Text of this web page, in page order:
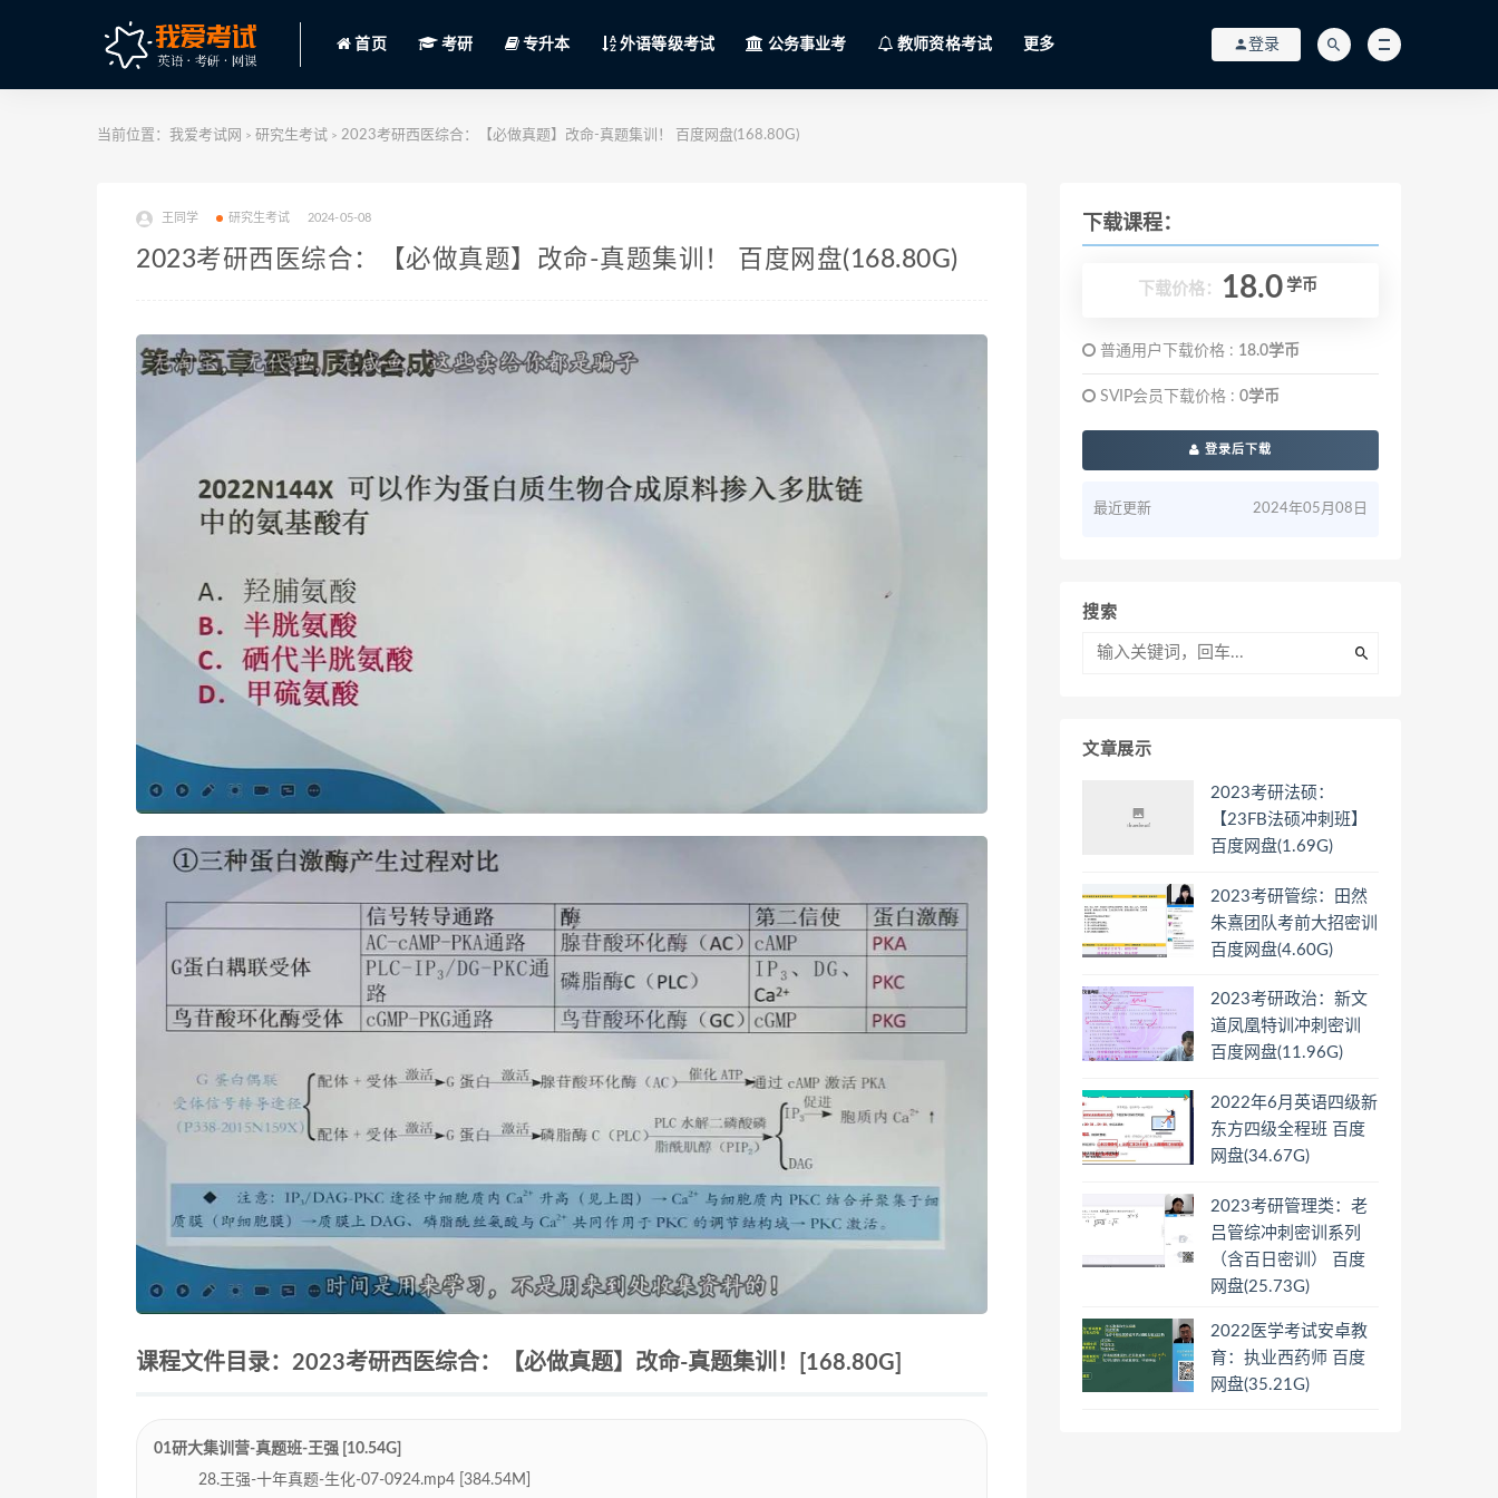
首页 考研 专升本 外语等级考试 公务事业考 教师资格考试 更多 登录
当前位置： 我爱考试网 > 研究生考试 > 2023考研西医综合：【必做真题】改命-真题集训！ 百度网盘(168.80G)
王同学 研究生考试 2024-05-08
2023考研西医综合：【必做真题】改命-真题集训！ 百度网盘(168.80G)
课程文件目录：2023考研西医综合：【必做真题】改命-真题集训！[168.80G]
01研大集训营-真题班-王强 [10.54G]
28.王强-十年真题-生化-07-0924.mp4 [384.54M]
下载课程：
下载价格： 18.0 学币
普通用户下载价格 : 18.0学币
SVIP会员下载价格 : 0学币
登录后下载
最近更新 2024年05月08日
搜索
文章展示
2023考研法硕：
【23FB法硕冲刺班】
百度网盘(1.69G)
2023考研管综：田然
朱熹团队考前大招密训
百度网盘(4.60G)
2023考研政治：新文
道凤凰特训冲刺密训
百度网盘(11.96G)
2022年6月英语四级新
东方四级全程班 百度
网盘(34.67G)
2023考研管理类：老
吕管综冲刺密训系列
（含百日密训） 百度
网盘(25.73G)
2022医学考试安卓教
育：执业西药师 百度
网盘(35.21G)